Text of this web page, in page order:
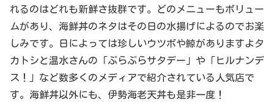
れるのはどれも新鮮さ抜群です。どのメニューもボリュー
ムがあり、海鮮丼のネタはその日の水揚げによるのでお楽
しみです。日によっては珍しいウツボや鯨がありますよタ
カトシと温水さんの「ぶらぶらサタデー」や「ヒルナンデ
ス！」など数多くのメディアで紹介されている人気店で
す。海鮮丼以外にも、伊勢海老天丼も是非一度！